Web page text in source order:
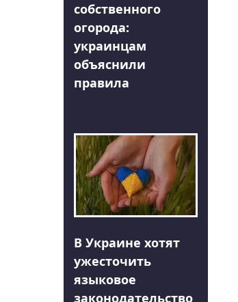
собственного
огорода:
украинцам
объяснили
правила
В Украине хотят
ужесточить
языковое
законодательство